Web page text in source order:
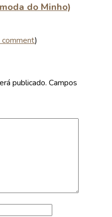
do Minho)
)
publicado. Campos